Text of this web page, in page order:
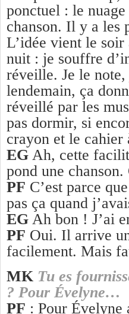
ponctuel : le nuage
chanson. Il y a les
L’idée vient le
nuit : je souffre
réveille. Je le
lendemain, ça
réveillé par les
pas dormir, si
crayon et le cahier
EG Ah, cette
pond une
PF C’est parce
pas ça quand
EG Ah bon ! J’ai
PF Oui. Il arrive
facilement. Mais
MK Tu es
? Pour Évelyne…
PF : Pour